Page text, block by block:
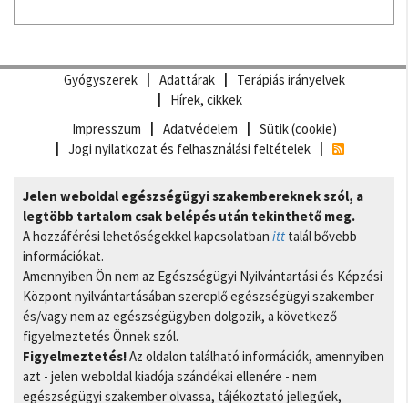
Gyógyszerek Adattárak
Terápiás irányelvek
Hírek, cikkek
Impresszum
Adatvédelem
Sütik (cookie)
Jogi nyilatkozat és felhasználási feltételek
Jelen weboldal egészségügyi szakembereknek szól, a
legtöbb tartalom csak belépés után tekinthető meg.
A hozzáférési lehetőségekkel kapcsolatban itt talál bővebb
információkat.
Amennyiben Ön nem az Egészségügyi Nyilvántartási és Képzési
Központ nyilvántartásában szereplő egészségügyi szakember
és/vagy nem az egészségügyben dolgozik, a következő
figyelmeztetés Önnek szól.
Figyelmeztetés!Az oldalon található információk, amennyiben
azt - jelen weboldal kiadója szándékai ellenére - nem
egészségügyi szakember olvassa, tájékoztató jellegűek,